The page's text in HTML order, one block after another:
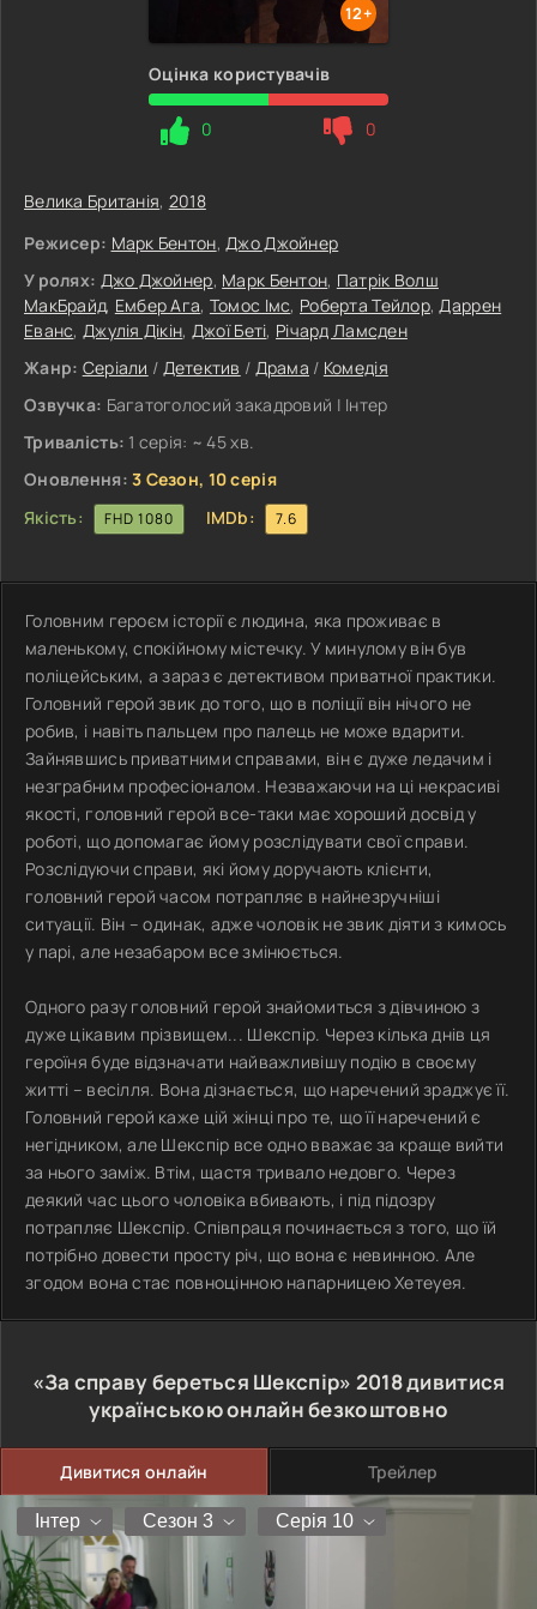
12+
Оцінка користувачів
0 0
Велика Британія, 2018
Режисер: Марк Бентон,Джо Джойнер
У ролях: Джо Джойнер, Марк Бентон, Патрік Волш
МакБрайд, Ембер Ага, Томос Імс, Роберта Тейлор,Даррен
Еванс, Джулія Дікін, Джої Беті, Річард Ламсден
Жанр: Серіали / Детектив / Драма / Комедія
Озвучка: Багатоголосий закадровий | Інтер
Тривалість: 1 серія: ~ 45 хв.
Оновлення: 3 Сезон, 10 серія
Якість:
FHD 1080 IMDb: 7.6
Головним героєм історії є людина, яка проживає в
маленькому, спокійному містечку. У минулому він був
поліцейським, а зараз є детективом приватної практики.
Головний герой звик до того, що в поліції він нічого не
робив, і навіть пальцем про палець не може вдарити.
Зайнявшись приватними справами, він є дуже ледачим і
незграбним професіоналом. Незважаючи на ці некрасиві
якості, головний герой все-таки має хороший досвід у
роботі, що допомагає йому розслідувати свої справи.
Розслідуючи справи, які йому доручають клієнти,
головний герой часом потрапляє в найнезручніші
ситуації. Він – одинак, адже чоловік не звик діяти з кимось
у парі, але незабаром все змінюється.
Одного разу головний герой знайомиться з дівчиною з
дуже цікавим прізвищем... Шекспір. Через кілька днів ця
героїня буде відзначати найважливішу подію в своєму
житті – весілля. Вона дізнається, що наречений зраджує її.
Головний герой каже цій жінці про те, що її наречений є
негідником, але Шекспір все одно вважає за краще вийти
за нього заміж. Втім, щастя тривало недовго. Через
деякий час цього чоловіка вбивають, і під підозру
потрапляє Шекспір. Співпраця починається з того, що їй
потрібно довести просту річ, що вона є невинною. Але
згодом вона стає повноцінною напарницею Хетеуея.
«За справу береться Шекспір» 2018дивитися
українською онлайн безкоштовно
Дивитися онлайн Трейлер